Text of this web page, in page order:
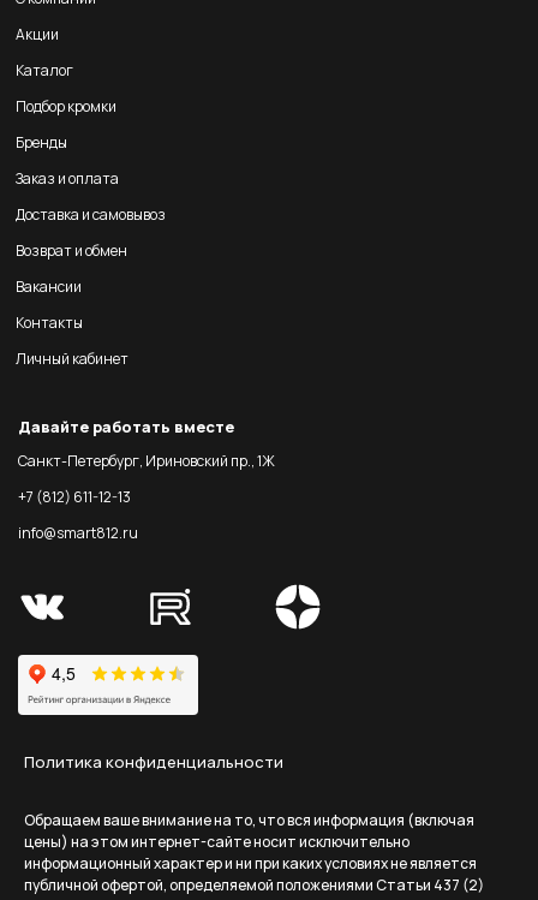
Акции
Каталог
Подбор кромки
Бренды
Заказ и оплата
Доставка и самовывоз
Возврат и обмен
Вакансии
Контакты
Личный кабинет
Давайте работать вместе
Санкт-Петербург, Ириновский пр., 1Ж
+7 (812) 611-12-13
info@smart812.ru
Политика конфиденциальности
Обращаем ваше внимание на то, что вся информация (включая
цены) на этом интернет-сайте носит исключительно
информационный характер и ни при каких условиях не является
публичной офертой, определяемой положениями Статьи 437 (2)